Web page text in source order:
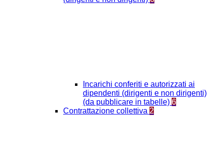
Incarichi conferiti e autorizzati ai
dipendenti (dirigenti e non dirigenti)
(da pubblicare in tabelle) 6
Contrattazione collettiva 2